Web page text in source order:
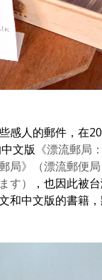
感人的郵件，在
文版 《漂流郵局
局》（漂流郵便
す）
，也因此被
和中文版的書籍